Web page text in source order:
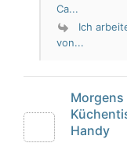
Ca...
Ich
von...
Morgens
Handy